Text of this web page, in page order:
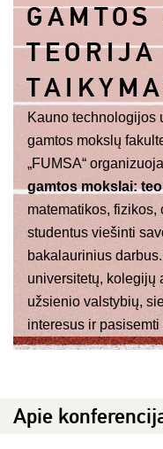
Kauno technologijos
gamtos mokslų
„FUMSA“
gamtos mokslai:
matematikos,
studentus viešinti
bakalaurinius
universitetų, kolegijų
užsienio valstybių,
interesus ir
Apie